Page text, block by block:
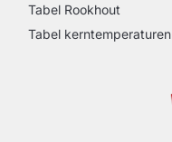
Tabel Rookhout
Tabel kerntemperaturen